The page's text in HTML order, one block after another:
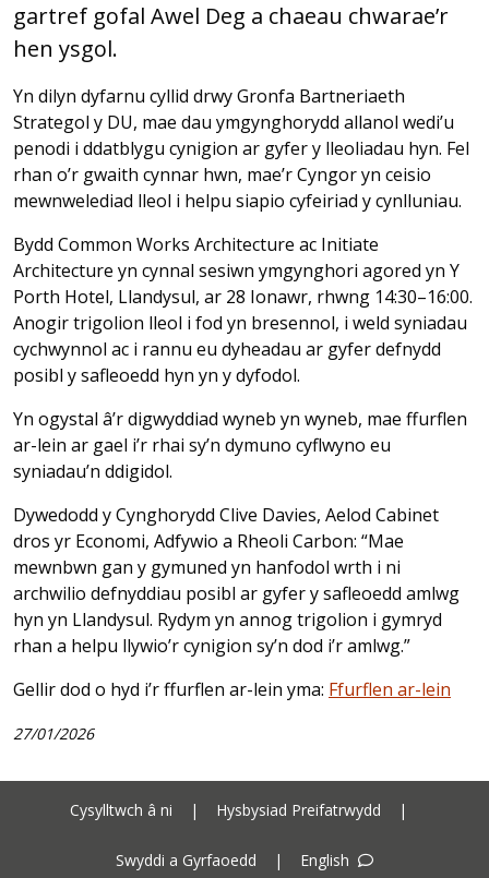
gartref gofal Awel Deg a chaeau chwarae’r
hen ysgol.
Yn dilyn dyfarnu cyllid drwy Gronfa Bartneriaeth
Strategol y DU, mae dau ymgynghorydd allanol wedi’u
penodi i ddatblygu cynigion ar gyfer y lleoliadau hyn. Fel
rhan o’r gwaith cynnar hwn, mae’r Cyngor yn ceisio
mewnwelediad lleol i helpu siapio cyfeiriad y cynlluniau.
Bydd Common Works Architecture ac Initiate
Architecture yn cynnal sesiwn ymgynghori agored yn Y
Porth Hotel, Llandysul, ar 28 Ionawr, rhwng 14:30–16:00.
Anogir trigolion lleol i fod yn bresennol, i weld syniadau
cychwynnol ac i rannu eu dyheadau ar gyfer defnydd
posibl y safleoedd hyn yn y dyfodol.
Yn ogystal â’r digwyddiad wyneb yn wyneb, mae ffurflen
ar-lein ar gael i’r rhai sy’n dymuno cyflwyno eu
syniadau’n ddigidol.
Dywedodd y Cynghorydd Clive Davies, Aelod Cabinet
dros yr Economi, Adfywio a Rheoli Carbon: “Mae
mewnbwn gan y gymuned yn hanfodol wrth i ni
archwilio defnyddiau posibl ar gyfer y safleoedd amlwg
hyn yn Llandysul. Rydym yn annog trigolion i gymryd
rhan a helpu llywio’r cynigion sy’n dod i’r amlwg.”
Gellir dod o hyd i’r ffurflen ar-lein yma: Ffurflen ar-lein
27/01/2026
Cysylltwch â ni | Hysbysiad Preifatrwydd |
Swyddi a Gyrfaoedd | English